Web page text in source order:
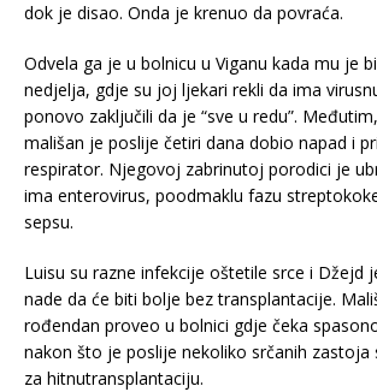
dok je disao. Onda je krenuo da povraća.
Odvela ga je u bolnicu u Viganu kada mu je
nedjelja, gdje su joj ljekari rekli da ima
ponovo zaključili da je “sve u redu”.
mališan je poslije četiri dana dobio napad i
respirator. Njegovoj zabrinutoj porodici je
ima enterovirus, poodmaklu fazu
sepsu.
Luisu su razne infekcije oštetile srce i Džejd
nade da će biti bolje bez transplantacije.
rođendan proveo u bolnici gdje čeka
nakon što je poslije nekoliko srčanih zastoja
za hitnutransplantaciju.